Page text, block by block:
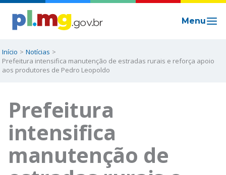
Início
Notícias
Prefeitura intensifica manutenção de estradas rurais e reforça apoio
aos produtores de Pedro Leopoldo
Prefeitura
intensifica
manutenção de